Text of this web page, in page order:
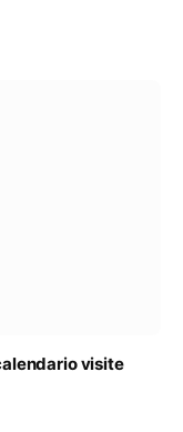
visite